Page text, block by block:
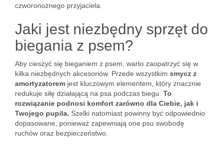
czworonożnego przyjaciela.
Jaki jest niezbędny sprzęt do
biegania z psem?
Aby cieszyć się bieganiem z psem, warto zaopatrzyć się w
kilka niezbędnych akcesoriów. Przede wszystkim smycz z
amortyzatorem jest kluczowym elementem, który znacznie
redukuje siłę działającą na psa podczas biegu. To
rozwiązanie podnosi komfort zarówno dla Ciebie, jak i
Twojego pupila. Szelki natomiast powinny być odpowiednio
dopasowane, ponieważ zapewniają one psu swobodę
ruchów oraz bezpieczeństwo.